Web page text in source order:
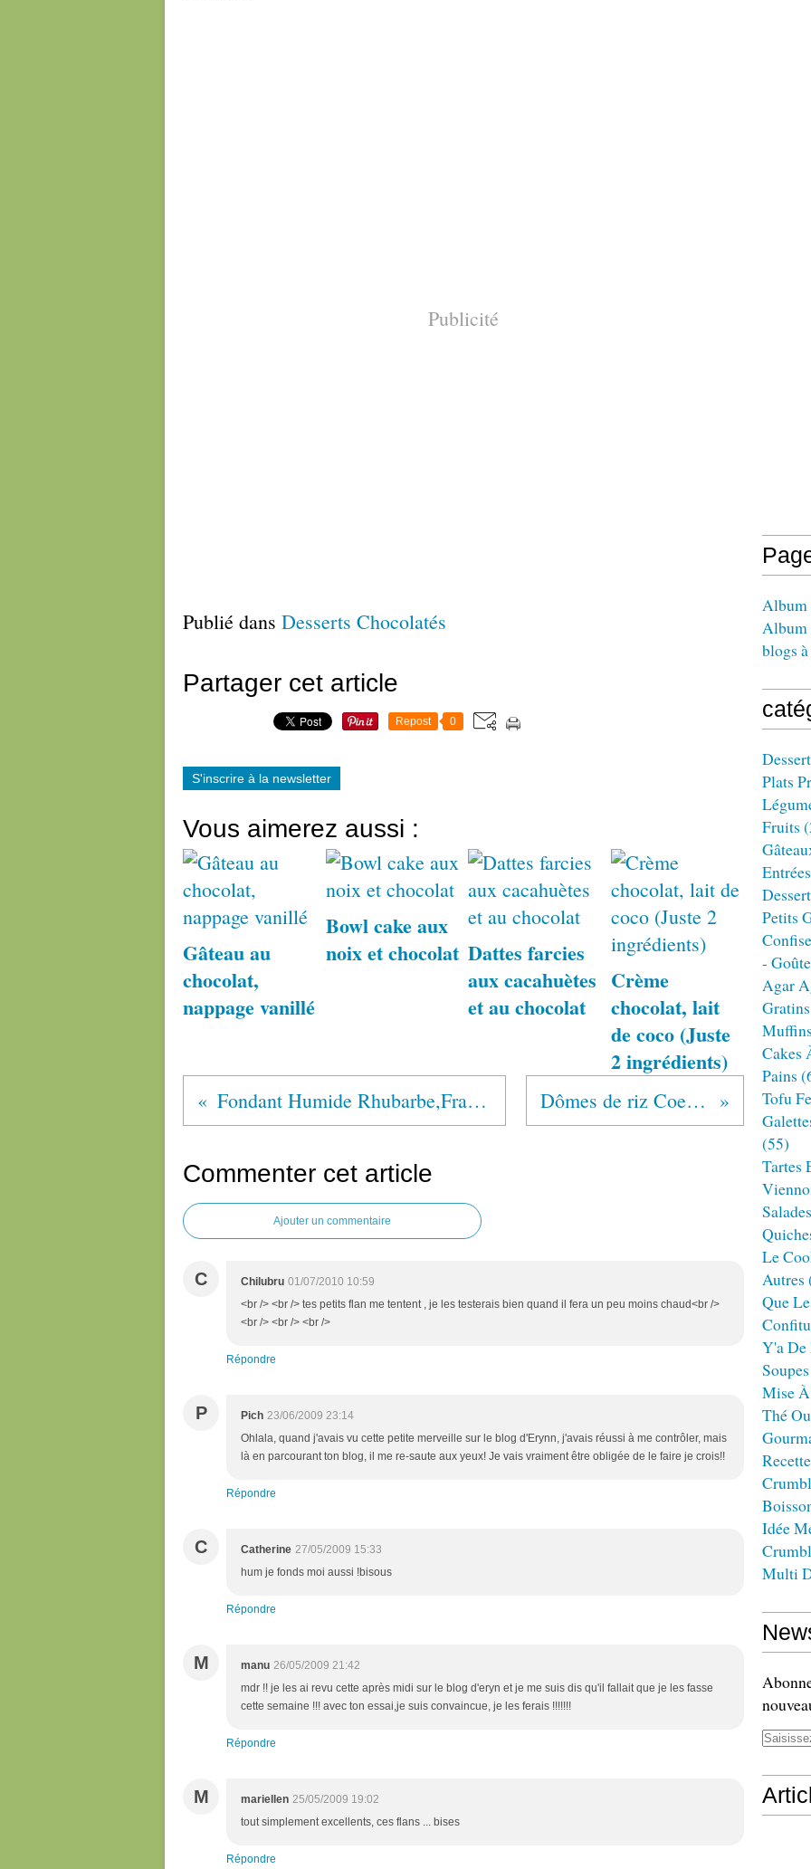
Publicité
Publié dans Desserts Chocolatés
Partager cet article
Repost 0
S'inscrire à la newsletter
Vous aimerez aussi :
Gâteau au
chocolat,
nappage vanillé
Bowl cake aux
noix et chocolat Dattes farcies
aux cacahuètes
et au chocolat
Crème
chocolat, lait
de coco (Juste
2 ingrédients)
Fondant Humide Rhubarbe,Fraises et Amandes, Hum!!! Dômes de riz Coeur de Mozzarella
Commenter cet article
Ajouter un commentaire
C Chilubru 01/07/2010 10:59
<br /> <br /> tes petits flan me tentent , je les testerais bien quand il fera un peu moins chaud<br />
<br /> <br /> <br />
Répondre
P Pich 23/06/2009 23:14
Ohlala, quand j'avais vu cette petite merveille sur le blog d'Erynn, j'avais réussi à me contrôler, mais
là en parcourant ton blog, il me re-saute aux yeux! Je vais vraiment être obligée de le faire je crois!!
Répondre
C Catherine 27/05/2009 15:33
hum je fonds moi aussi !bisous
Répondre
M manu 26/05/2009 21:42
mdr !! je les ai revu cette après midi sur le blog d'eryn et je me suis dis qu'il fallait que je les fasse
cette semaine !!! avec ton essai,je suis convaincue, je les ferais !!!!!!!
Répondre
M mariellen 25/05/2009 19:02
tout simplement excellents, ces flans ... bises
Répondre
Album
Album
blogs
Plats
Fruits
Petits
-
Agar
Cakes
Pains
Tofu
(55)
Tartes
Salades
Le
Autres
Que
Y'a De
Soupes
Mise
Thé
Idée
Multi